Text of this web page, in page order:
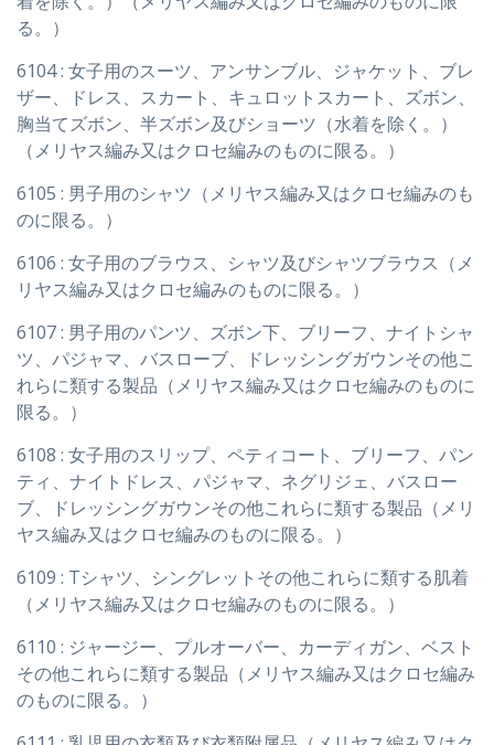
る。）
6104 : 女子用のスーツ、アンサンブル、ジャケット、ブレ
ザー、ドレス、スカート、キュロットスカート、ズボン、
胸当てズボン、半ズボン及びショーツ（水着を除く。）
（メリヤス編み又はクロセ編みのものに限る。）
6105 : 男子用のシャツ（メリヤス編み又はクロセ編みのも
のに限る。）
6106 : 女子用のブラウス、シャツ及びシャツブラウス（メ
リヤス編み又はクロセ編みのものに限る。）
6107 : 男子用のパンツ、ズボン下、ブリーフ、ナイトシャ
ツ、パジャマ、バスローブ、ドレッシングガウンその他こ
れらに類する製品（メリヤス編み又はクロセ編みのものに
限る。）
6108 : 女子用のスリップ、ペティコート、ブリーフ、パン
ティ、ナイトドレス、パジャマ、ネグリジェ、バスロー
ブ、ドレッシングガウンその他これらに類する製品（メリ
ヤス編み又はクロセ編みのものに限る。）
6109 : Tシャツ、シングレットその他これらに類する肌着
（メリヤス編み又はクロセ編みのものに限る。）
6110 : ジャージー、プルオーバー、カーディガン、ベスト
その他これらに類する製品（メリヤス編み又はクロセ編み
のものに限る。）